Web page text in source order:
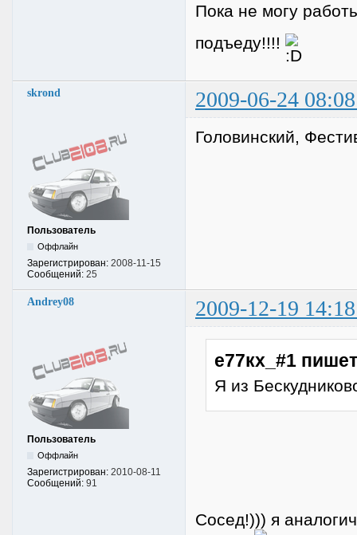
Пока не могу
подъеду!!!!
skrond 2009-06-24
Пользователь
Оффлайн
Зарегистрирован: 2008-11-15
Сообщений: 25
Головинский,
Andrey08 2009-12-19
Пользователь
Оффлайн
Зарегистрирован: 2010-08-11
Сообщений: 91
е77кх_#1
Я из
Сосед!))) я